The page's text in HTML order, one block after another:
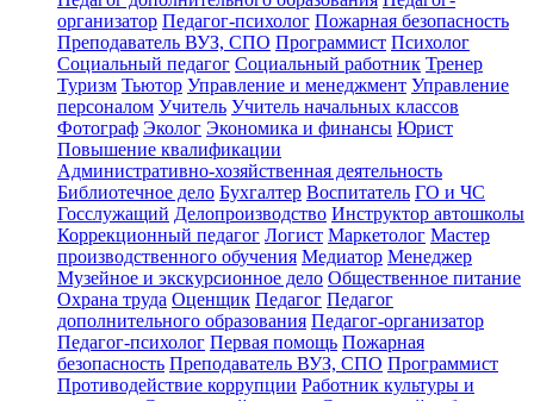
организатор Педагог-психолог Пожарная безопасность
Преподаватель ВУЗ, СПО Программист Психолог
Социальный педагог Социальный работник Тренер
Туризм Тьютор Управление и менеджмент Управление
персоналом Учитель Учитель начальных классов
Фотограф Эколог Экономика и финансы Юрист
Повышение квалификации
Административно-хозяйственная деятельность
Библиотечное дело Бухгалтер Воспитатель ГО и ЧС
Госслужащий Делопроизводство Инструктор автошколы
Коррекционный педагог Логист Маркетолог Мастер
производственного обучения Медиатор Менеджер
Музейное и экскурсионное дело Общественное питание
Охрана труда Оценщик Педагог Педагог
дополнительного образования Педагог-организатор
Педагог-психолог Первая помощь Пожарная
безопасность Преподаватель ВУЗ, СПО Программист
Противодействие коррупции Работник культуры и